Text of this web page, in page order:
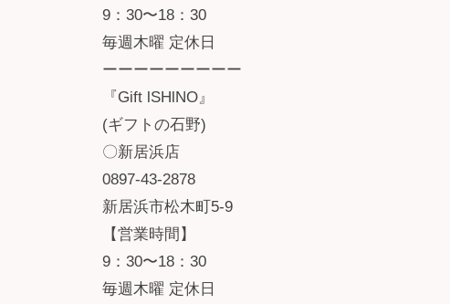
9：30〜18：30
毎週木曜 定休日
ーーーーーーーーー
『Gift lSHlNO』
(ギフトの石野)
〇新居浜店
0897-43-2878
新居浜市松木町5-9
【営業時間】
9：30〜18：30
毎週木曜 定休日